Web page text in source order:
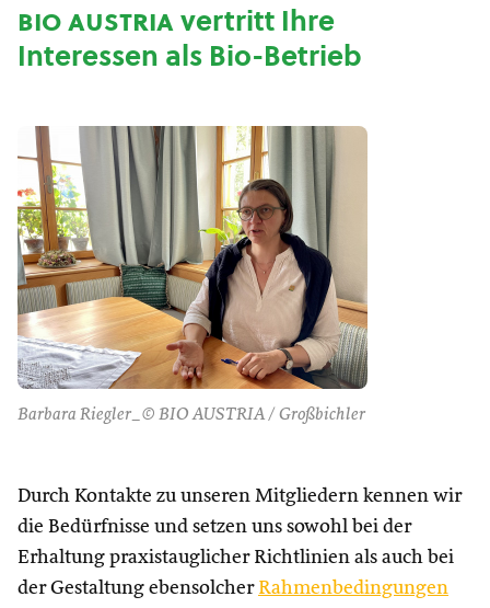
bio austriavertritt Ihre
Interessen als Bio-Betrieb
Barbara Riegler_© BIO AUSTRIA / Großbichler
Durch Kontakte zu unseren Mitgliedern kennen wir
die Bedürfnisse und setzen uns sowohl bei der
Erhaltung praxistauglicher Richtlinien als auch bei
der Gestaltung ebensolcher Rahmenbedingungen